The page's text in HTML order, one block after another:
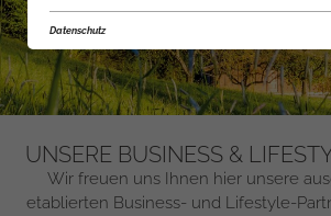
UNSERE BUSINESS &
Wir freuen uns Ihnen hier unsere
etablierten Business- und Lifestyle-
Datenschutz